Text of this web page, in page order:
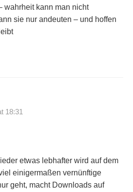
wahrheit kann man nicht
sie nur andeuten – und hoffen
18:31
etwas lebhafter wird auf dem
einigermaßen vernünftige
geht, macht Downloads auf